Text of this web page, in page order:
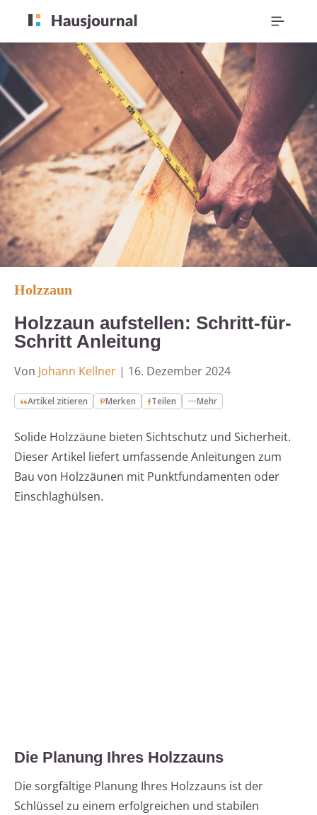
Holzzaun
Holzzaun aufstellen: Schritt-für-
Schritt Anleitung
Von Johann Kellner | 16. Dezember 2024
Artikel zitieren Merken Teilen Mehr
Solide Holzzäune bieten Sichtschutz und Sicherheit.
Dieser Artikel liefert umfassende Anleitungen zum
Bau von Holzzäunen mit Punktfundamenten oder
Einschlaghülsen.
Die Planung Ihres Holzzauns
Die sorgfältige Planung Ihres Holzzauns ist der
Schlüssel zu einem erfolgreichen und stabilen